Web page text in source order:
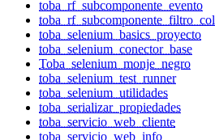
toba_rf_subcomponente_evento
toba_rf_subcomponente_filtro_col
toba_selenium_basics_proyecto
toba_selenium_conector_base
Toba_selenium_monje_negro
toba_selenium_test_runner
toba_selenium_utilidades
toba_serializar_propiedades
toba_servicio_web_cliente
toba_servicio_web_info